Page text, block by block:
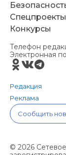
Спецпроекты
Конкурсы
Телефон
Электронная
Редакция
Реклама
Сообщить
© 2026